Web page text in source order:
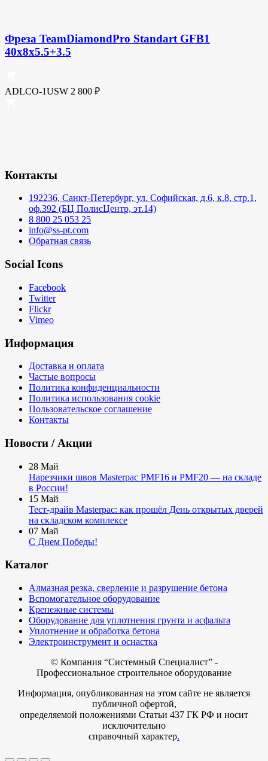
Фреза TeamDiamondPro Standart GFB1
40x8x5.5+3.5
ADLCO-1USW 2 800 ₽
Контакты
192236, Санкт-Петербург, ул. Софийская, д.6, к.8, стр.1,
оф.392 (БЦ ПолисЦентр, эт.14)
8 800 25 053 25
info@ss-pt.com
Обратная связь
Social Icons
Facebook
Twitter
Flickr
Vimeo
Информация
Доставка и оплата
Частые вопросы
Политика конфиденциальности
Политика использования cookie
Пользовательское соглашение
Контакты
Новости / Акции
28 Май
Нарезчики швов Masterpac PMF16 и PMF20 — на складе
в России!
15 Май
Тест-драйв Masterpac: как прошёл День открытых дверей
на складском комплексе
07 Май
С Днем Победы!
Каталог
Алмазная резка, сверление и разрушение бетона
Вспомогательное оборудование
Крепежные системы
Оборудование для уплотнения грунта и асфальта
Уплотнение и обработка бетона
Электроинструмент и оснастка
© Компания “Системный Специалист” -
Профессиональное строительное оборудование
Информация, опубликованная на этом сайте не является
публичной офертой,
определяемой положениями Статьи 437 ГК РФ и носит
исключительно
справочный характер.